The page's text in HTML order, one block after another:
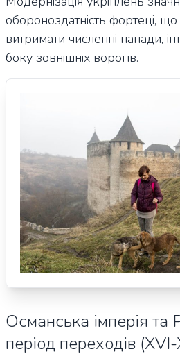
обороноздатність фортеці,
витримати численні напади,
боку зовнішніх ворогів.
Османська імперія та
період переходів (XVI-